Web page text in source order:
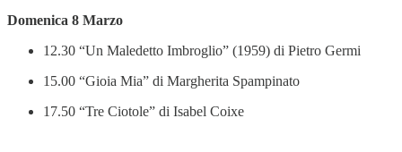
Domenica 8 Marzo
12.30 “Un Maledetto Imbroglio” (1959) di Pietro Germi
15.00 “Gioia Mia” di Margherita Spampinato
17.50 “Tre Ciotole” di Isabel Coixe